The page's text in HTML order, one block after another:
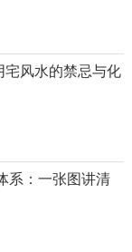
风水的禁忌与化
系：一张图讲清